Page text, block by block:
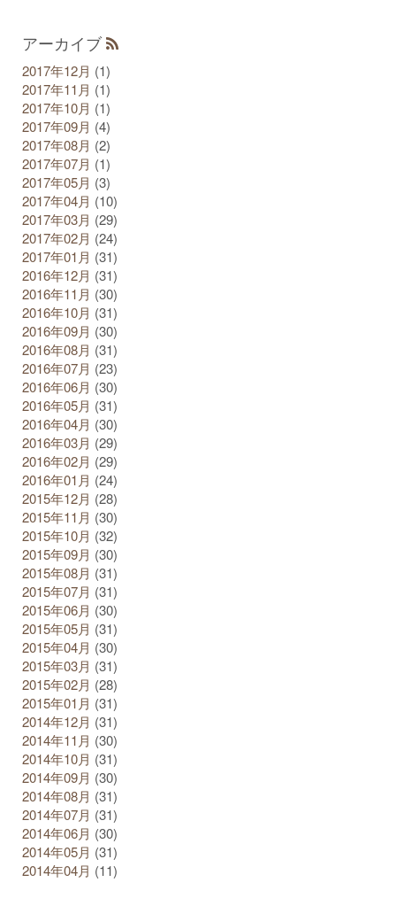
アーカイブ
2017年12月 (1)
2017年11月 (1)
2017年10月 (1)
2017年09月 (4)
2017年08月 (2)
2017年07月 (1)
2017年05月 (3)
2017年04月 (10)
2017年03月 (29)
2017年02月 (24)
2017年01月 (31)
2016年12月 (31)
2016年11月 (30)
2016年10月 (31)
2016年09月 (30)
2016年08月 (31)
2016年07月 (23)
2016年06月 (30)
2016年05月 (31)
2016年04月 (30)
2016年03月 (29)
2016年02月 (29)
2016年01月 (24)
2015年12月 (28)
2015年11月 (30)
2015年10月 (32)
2015年09月 (30)
2015年08月 (31)
2015年07月 (31)
2015年06月 (30)
2015年05月 (31)
2015年04月 (30)
2015年03月 (31)
2015年02月 (28)
2015年01月 (31)
2014年12月 (31)
2014年11月 (30)
2014年10月 (31)
2014年09月 (30)
2014年08月 (31)
2014年07月 (31)
2014年06月 (30)
2014年05月 (31)
2014年04月 (11)